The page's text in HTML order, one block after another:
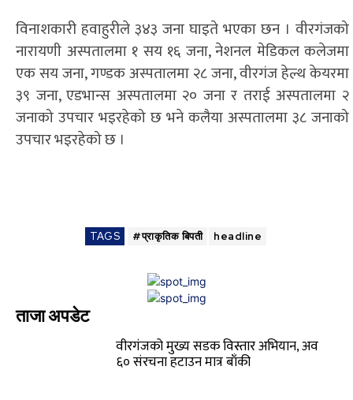
विनाशकारी हवाहुरीले ३४३ जना घाइते भएका छन । वीरगंजको
नारायणी अस्पतालमा १ सय १६ जना, नेशनल मेडिकल कलेजमा
एक सय जना, गण्डक अस्पतालमा २८ जना, वीरगंज हेल्थ केयरमा
३९ जना, एडभान्स अस्पतालमा २० जना र तराई अस्पतालमा २
जनाको उपचार भइरहेको छ भने कलैया अस्पतालमा ३८ जनाको
उपचार भइरहेको छ ।
TAGS #प्राकृतिक बिपती headline
ताजा अपडेट
वीरगंजको मुख्य सडक विस्तार अभियान, अव
६० संरचना हटाउन मात्र बाँकी